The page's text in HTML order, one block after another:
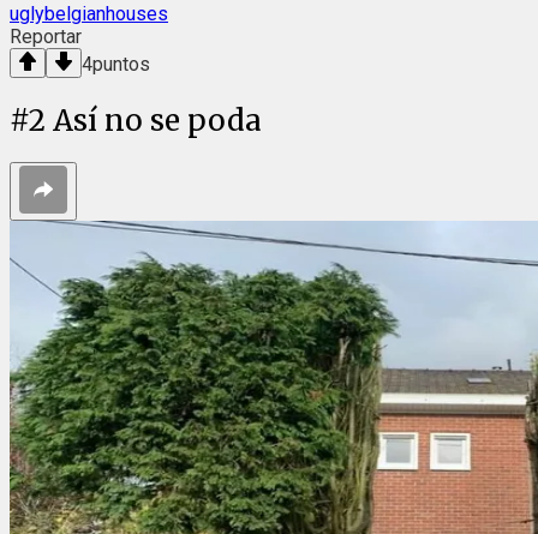
uglybelgianhouses
Reportar
4puntos
#2 Así no se poda